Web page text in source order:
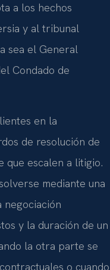
a los hechos
y al tribunal
sea el General
Condado de
en la
de resolución de
que escalen a litigio.
mediante una
negociación
y la duración de un
la otra parte se
o cuando